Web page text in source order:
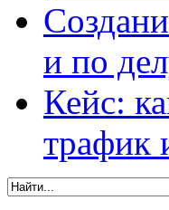
и по
Кейс:
трафик